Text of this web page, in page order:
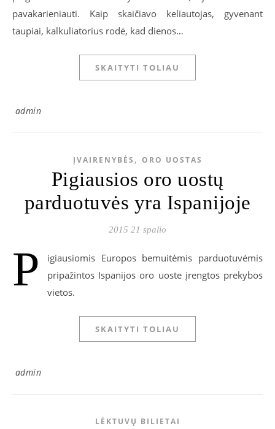
pavakarieniauti. Kaip skaičiavo keliautojas, gyvenant
taupiai, kalkuliatorius rodė, kad dienos…
SKAITYTI TOLIAU
admin
ĮVAIRENYBĖS , ORO UOSTAS
Pigiausios oro uostų
parduotuvės yra Ispanijoje
2015 21 spalio
P
igiausiomis Europos bemuitėmis parduotuvėmis
pripažintos Ispanijos oro uoste įrengtos prekybos
vietos.
SKAITYTI TOLIAU
admin
LĖKTUVŲ BILIETAI